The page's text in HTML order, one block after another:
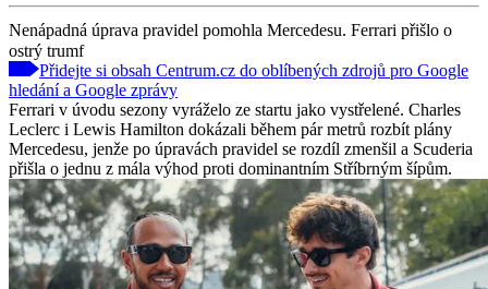
Nenápadná úprava pravidel pomohla Mercedesu. Ferrari přišlo o
ostrý trumf
Přidejte si obsah Centrum.cz do oblíbených zdrojů pro Google
hledání a Google zprávy
Ferrari v úvodu sezony vyráželo ze startu jako vystřelené. Charles
Leclerc i Lewis Hamilton dokázali během pár metrů rozbít plány
Mercedesu, jenže po úpravách pravidel se rozdíl zmenšil a Scuderia
přišla o jednu z mála výhod proti dominantním Stříbrným šípům.